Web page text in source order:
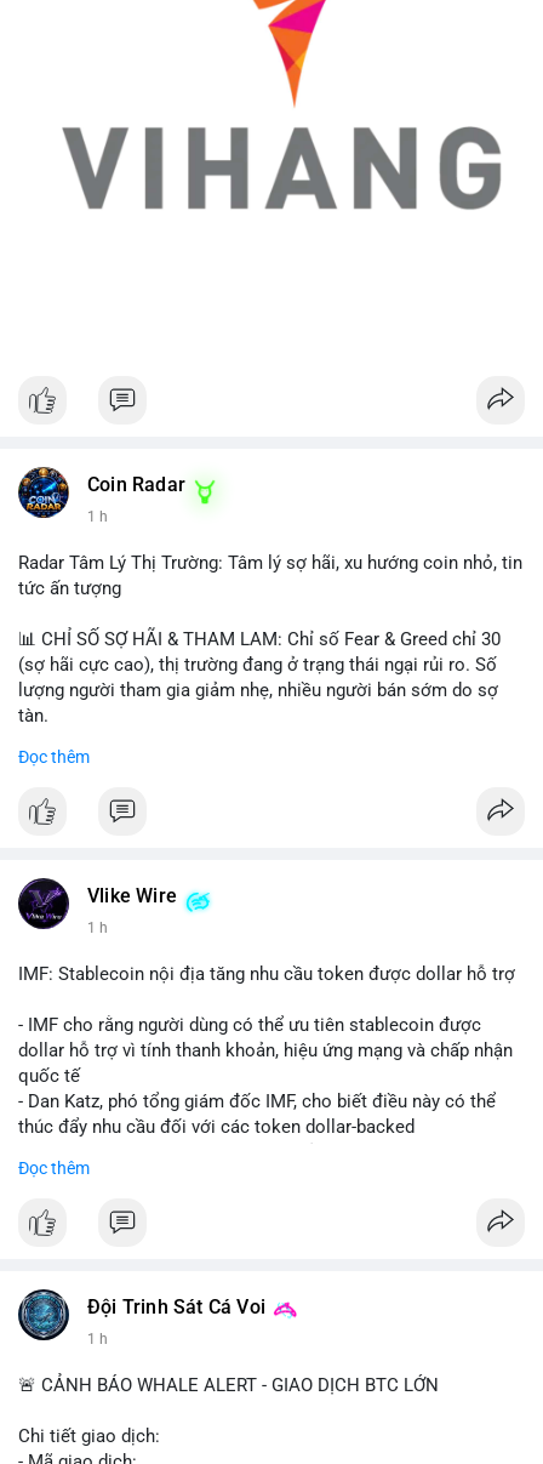
Coin Radar
1 h
Radar Tâm Lý Thị Trường: Tâm lý sợ hãi, xu hướng coin nhỏ, tin
tức ấn tượng
📊 CHỈ SỐ SỢ HÃI & THAM LAM: Chỉ số Fear & Greed chỉ 30
(sợ hãi cực cao), thị trường đang ở trạng thái ngại rủi ro. Số
lượng người tham gia giảm nhẹ, nhiều người bán sớm do sợ
tàn.
📈 XU HƯỚNG TÌM KIẾM & THẢO LUẬN: Biconomy (BICO),
coin được tìm kiếm nhiều nhất. Chủ đề NFT (Pudgy Penguins),
💬 DÒNG CHẢY TIN TỨC & TRUYỀN THÔNG: Bàn tán trên
Binance Square tập trung vào lệnh kẹp, dự báo NVDA và Musk
luận về Clearity Act.
💡 NHẬN ĐỊNH & KHUYẾN NGHỊ: Tâm lý ngắn hạn vẫn tiêu
cực do sợ hãi, nhưng xu hướng coin nhỏ và tin tức AI/NVIDA
có thể tạo cơ hội mua sớm. Cần theo dõi sự thay đổi trong
chính sách crypto Mỹ.
Đọc thêm
Vlike Wire
1 h
IMF: Stablecoin nội địa tăng nhu cầu token được dollar hỗ trợ
- IMF cho rằng người dùng có thể ưu tiên stablecoin được
dollar hỗ trợ vì tính thanh khoản, hiệu ứng mạng và chấp nhận
quốc tế
- Dan Katz, phó tổng giám đốc IMF, cho biết điều này có thể
thúc đẩy nhu cầu đối với các token dollar-backed
triển stablecoin nội địa
$btc $eth
📰 Nguồn: Cointelegraph
Đọc thêm
Đội Trinh Sát Cá Voi
1 h
🚨 CẢNH BÁO WHALE ALERT - GIAO DỊCH BTC LỚN
Chi tiết giao dịch: